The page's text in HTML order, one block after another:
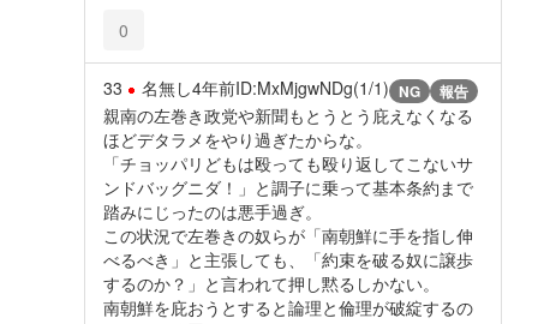
0
33 名無し4年前ID:MxMjgwNDg(1/1) NG 報告
親南の左巻き政党や新聞もとうとう庇えなくなる
ほどデタラメをやり過ぎたからな。
「チョッパリどもは殴っても殴り返してこないサ
ンドバッグニダ！」と調子に乗って基本条約まで
踏みにじったのは悪手過ぎ。
この状況で左巻きの奴らが「南朝鮮に手を指し伸
べるべき」と主張しても、「約束を破る奴に譲歩
するのか？」と言われて押し黙るしかない。
南朝鮮を庇おうとすると論理と倫理が破綻するの